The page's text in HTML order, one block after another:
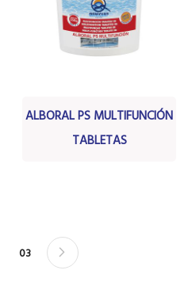
ALBORAL PS MULTIFUNCIÓN
TABLETAS
estás leyendo página
Página
03 Página
Siguiente